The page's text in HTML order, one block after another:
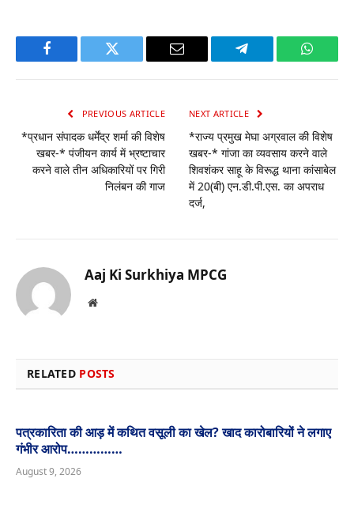
Facebook Twitter Email Telegram
PREVIOUS ARTICLE
*प्रधान संपादक धर्मेंद्र शर्मा की विशेष
खबर-* पंजीयन कार्य में भ्रष्टाचार
करने वाले तीन अधिकारियों पर गिरी
निलंबन की गाज
NEXT ARTICLE
*राज्य प्रमुख मेघा अग्रवाल की विशेष
खबर-* गांजा का व्यवसाय करने वाले
शिवशंकर साहू के विरूद्ध थाना कांसाबेल
में 20(बी) एन.डी.पी.एस. का अपराध
दर्ज,
Aaj Ki Surkhiya MPCG
Website
RELATED POSTS
पत्रकारिता की आड़ में कथित वसूली का खेल? खाद कारोबारियों ने लगाए
गंभीर आरोप……………
August 9, 2026